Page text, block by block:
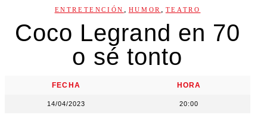
ENTRETENCIÓN , HUMOR , TEATRO
Coco Legrand en 70
o sé tonto
FECHA
14/04/2023
HORA
20:00